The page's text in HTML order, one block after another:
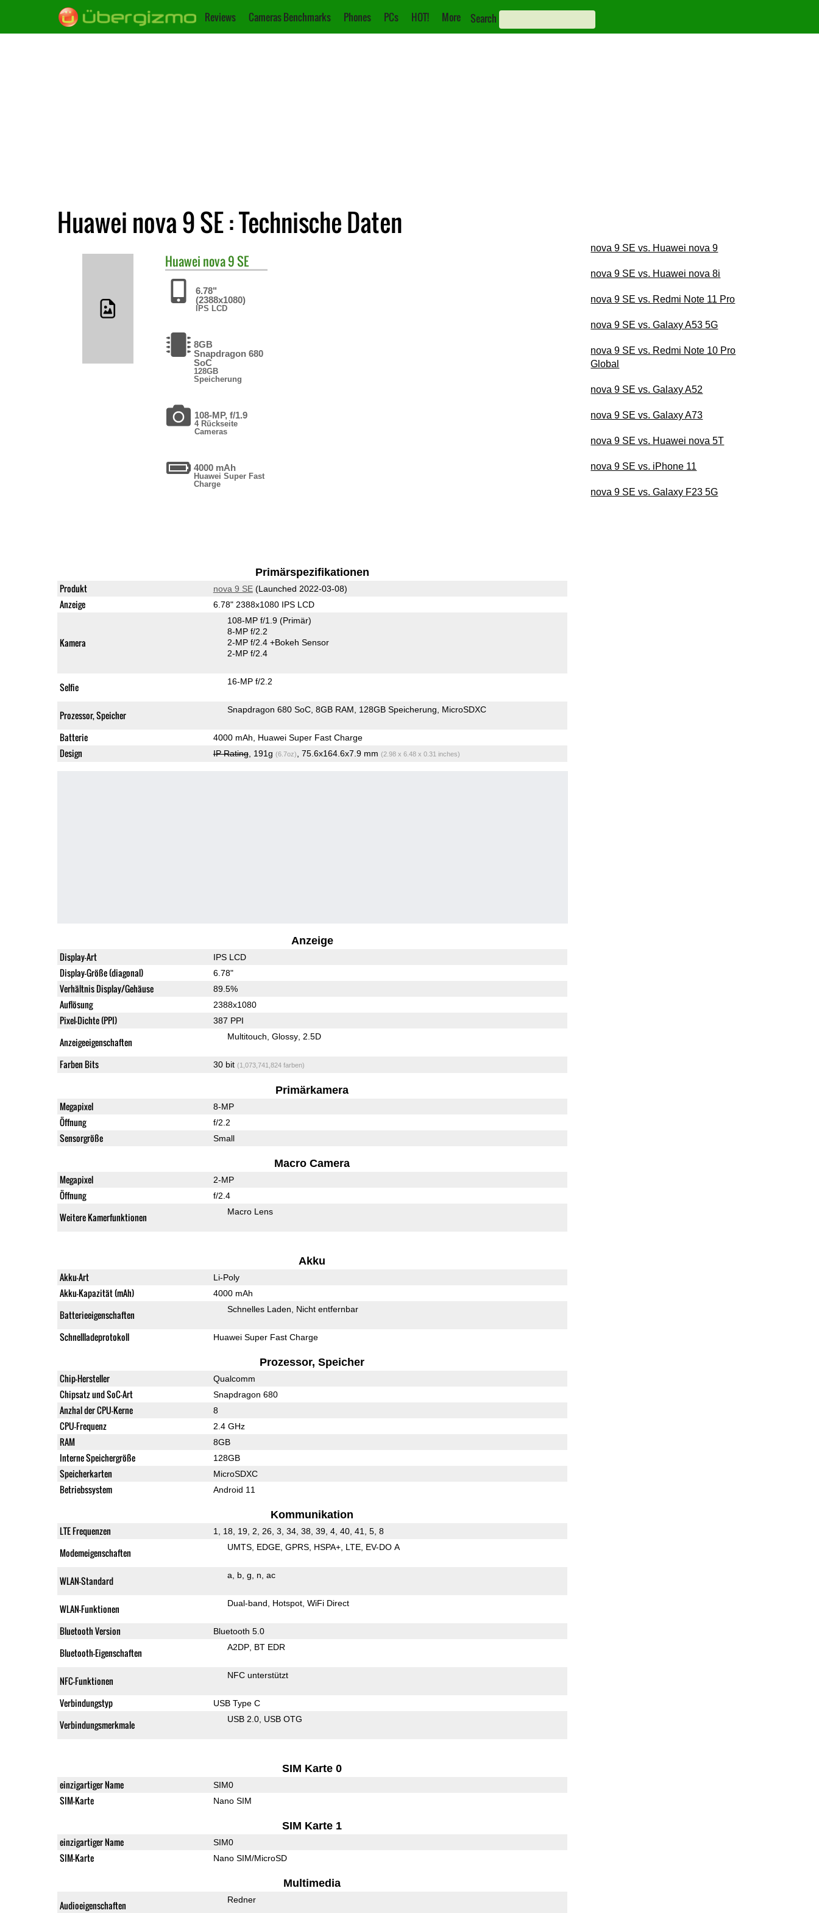
Reviews Cameras Benchmarks Phones PCs HOT! More Search
Huawei nova 9 SE : Technische Daten
Huawei nova 9 SE
6.78"
(2388x1080)
IPS LCD
8GB
Snapdragon 680
SoC
128GB
Speicherung
108-MP, f/1.9
4 Rückseite
Cameras
4000 mAh
Huawei Super Fast
Charge
Primärspezifikationen
Produkt nova 9 SE(Launched 2022-03-08)
Anzeige 6.78" 2388x1080 IPS LCD
Kamera
108-MP f/1.9 (Primär)
8-MP f/2.2
2-MP f/2.4 +Bokeh Sensor
2-MP f/2.4
Selfie 16-MP f/2.2
Prozessor, Speicher Snapdragon 680 SoC 8GB RAM 128GB Speicherung MicroSDXC
Batterie 4000 mAh, Huawei Super Fast Charge
Design IP Rating, 191g (6.7oz) , 75.6x164.6x7.9 mm (2.98 x 6.48 x 0.31 inches)
Anzeige
Display-Art IPS LCD
Display-Größe (diagonal) 6.78"
Verhältnis Display/Gehäuse 89.5%
Auflösung 2388x1080
Pixel-Dichte (PPI) 387 PPI
Anzeigeeigenschaften Multitouch Glossy 2.5D
Farben Bits 30 bit (1,073,741,824 farben)
Primärkamera
Megapixel 8-MP
Öffnung f/2.2
Sensorgröße Small
Macro Camera
Megapixel 2-MP
Öffnung f/2.4
Weitere Kamerfunktionen Macro Lens
Akku
Akku-Art Li-Poly
Akku-Kapazität (mAh) 4000 mAh
Batterieeigenschaften Schnelles Laden Nicht entfernbar
Schnellladeprotokoll Huawei Super Fast Charge
Prozessor, Speicher
Chip-Hersteller Qualcomm
Chipsatz und SoC-Art Snapdragon 680
Anzhal der CPU-Kerne 8
CPU-Frequenz 2.4 GHz
RAM 8GB
Interne Speichergröße 128GB
Speicherkarten MicroSDXC
Betriebssystem Android 11
Kommunikation
LTE Frequenzen 1, 18, 19, 2, 26, 3, 34, 38, 39, 4, 40, 41, 5, 8
Modemeigenschaften UMTS EDGE GPRS HSPA+ LTE EV-DO A
WLAN-Standard a b g n ac
WLAN-Funktionen Dual-band Hotspot WiFi Direct
Bluetooth Version Bluetooth 5.0
Bluetooth-Eigenschaften A2DP BT EDR
NFC-Funktionen NFC unterstützt
Verbindungstyp USB Type C
Verbindungsmerkmale USB 2.0 USB OTG
SIM Karte 0
einzigartiger Name SIM0
SIM-Karte Nano SIM
SIM Karte 1
einzigartiger Name SIM0
SIM-Karte Nano SIM/MicroSD
Multimedia
Audioeigenschaften Redner
nova 9 SE vs. Huawei nova 9
nova 9 SE vs. Huawei nova 8i
nova 9 SE vs. Redmi Note 11 Pro
nova 9 SE vs. Galaxy A53 5G
nova 9 SE vs. Redmi Note 10 Pro
Global
nova 9 SE vs. Galaxy A52
nova 9 SE vs. Galaxy A73
nova 9 SE vs. Huawei nova 5T
nova 9 SE vs. iPhone 11
nova 9 SE vs. Galaxy F23 5G